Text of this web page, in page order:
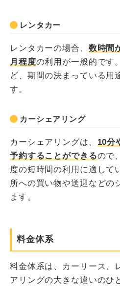
レンタカー
レンタカーの場合、 数時間
月程度の利用が一般的です
ど、期間の決まっている用
す。
カーシェアリング
カーシェアリングは、 10分
予約することができるので
度の短時間の利用に適して
所への買い物や送迎などの
ます。
料金体系
料金体系は、カーリース、
アリングの大きな違いのひ